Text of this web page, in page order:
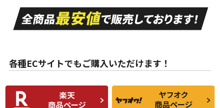
A
走行距離も少なく、
目立つ傷もほとんど
ない中古品
A
走行距離も少なく、
非常に状態の良い中
古品
な中古品
んどない中古品
C
比較的きれいな中古
品
C
られるが、使用に問
題のない中古品
各種ECサイトでもご購入いただけます！